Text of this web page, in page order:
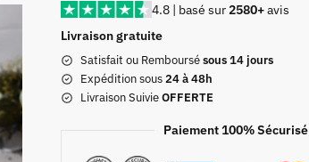
4.8 | basé sur 2580+avis
Livraison gratuite
Satisfait ou Remboursésous 14 jours
Expédition sous24 à 48h
Livraison SuivieOFFERTE
Paiement 100% Sécurisé